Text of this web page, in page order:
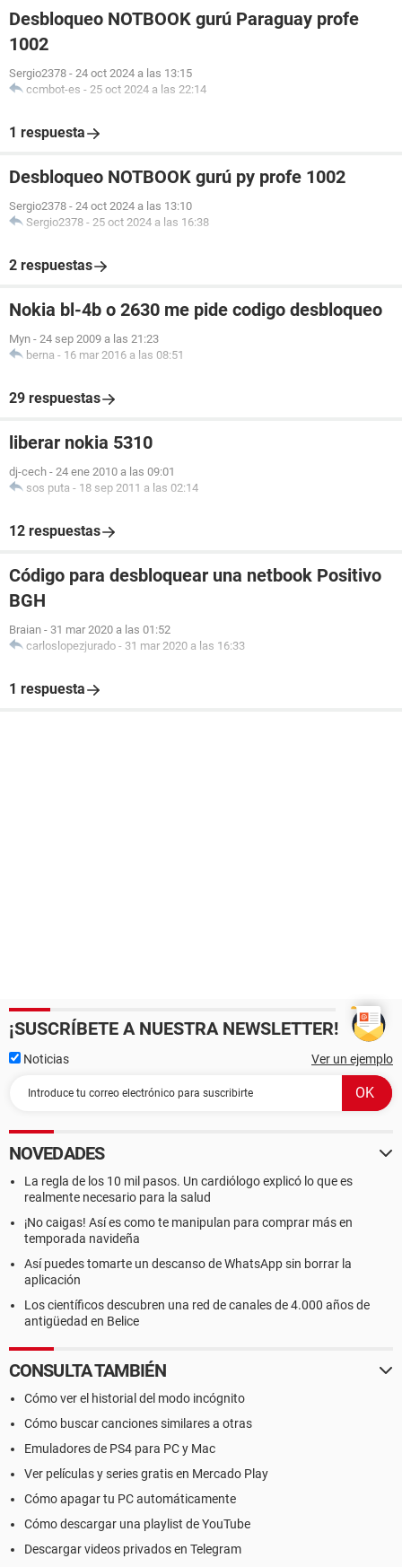
Desbloqueo NOTBOOK gurú Paraguay profe
1002
Sergio2378 - 24 oct 2024 a las 13:15
ccmbot-es - 25 oct 2024 a las 22:14
1 respuesta
Desbloqueo NOTBOOK gurú py profe 1002
Sergio2378 - 24 oct 2024 a las 13:10
Sergio2378 - 25 oct 2024 a las 16:38
2 respuestas
Nokia bl-4b o 2630 me pide codigo desbloqueo
Myn - 24 sep 2009 a las 21:23
berna - 16 mar 2016 a las 08:51
29 respuestas
liberar nokia 5310
dj-cech - 24 ene 2010 a las 09:01
sos puta - 18 sep 2011 a las 02:14
12 respuestas
Código para desbloquear una netbook Positivo
BGH
Braian - 31 mar 2020 a las 01:52
carloslopezjurado - 31 mar 2020 a las 16:33
1 respuesta
¡SUSCRÍBETE A NUESTRA NEWSLETTER!
Noticias Ver un ejemplo
NOVEDADES
La regla de los 10 mil pasos. Un cardiólogo explicó lo que es
realmente necesario para la salud
¡No caigas! Así es como te manipulan para comprar más en
temporada navideña
Así puedes tomarte un descanso de WhatsApp sin borrar la
aplicación
Los científicos descubren una red de canales de 4.000 años de
antigüedad en Belice
CONSULTA TAMBIÉN
Cómo ver el historial del modo incógnito
Cómo buscar canciones similares a otras
Emuladores de PS4 para PC y Mac
Ver películas y series gratis en Mercado Play
Cómo apagar tu PC automáticamente
Cómo descargar una playlist de YouTube
Descargar videos privados en Telegram